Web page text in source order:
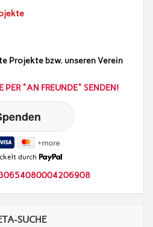
Projekte bzw. unseren Verein
PER "AN FREUNDE" SENDEN!
durch
SUCHE